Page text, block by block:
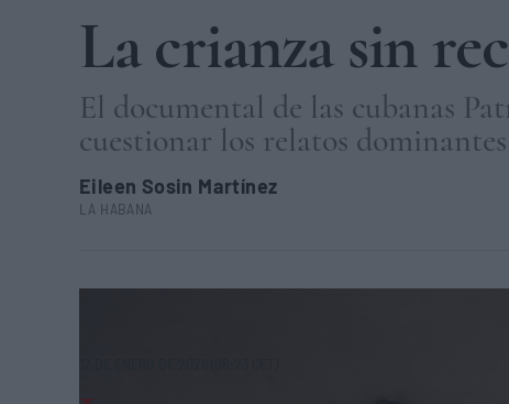
La crianza sin
El documental de las cubanas
cuestionar los relatos
Eileen Sosin Martínez
LA HABANA